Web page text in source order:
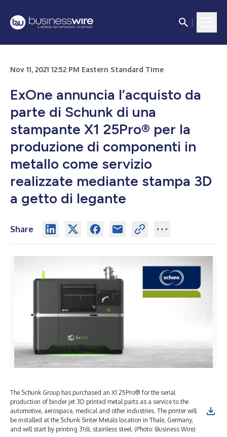
Nov 11, 2021 12:52 PM Eastern Standard Time
ExOne annuncia l’acquisto da
parte di Schunk di una
stampante X1 25Pro® per la
produzione di componenti in
metallo come servizio
realizzate mediante stampa 3D
a getto di legante
Share
The Schunk Group has purchased an X1 25Pro® for the serial
production of binder jet 3D printed metal parts as a service to the
automotive, aerospace, medical and other industries. The printer will
be installed at the Schunk Sinter Metals location in Thale, Germany,
and will start by printing 316L stainless steel. (Photo: Business Wire)